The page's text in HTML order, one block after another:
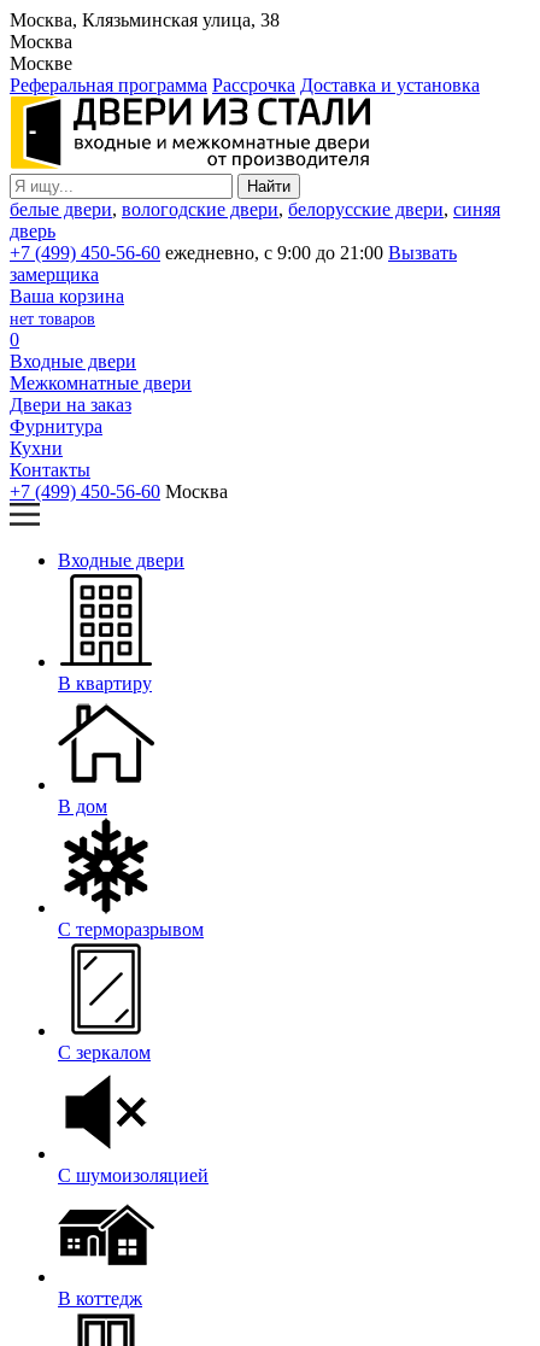
Москва, Клязьминская улица, 38
Москва
Москве
Реферальная программа Рассрочка Доставка и установка
белые двери, вологодские двери, белорусские двери, синяя
дверь
+7 (499) 450-56-60 ежедневно, с 9:00 до 21:00 Вызвать
замерщика
Ваша корзина
нет товаров
0
Входные двери
Межкомнатные двери
Двери на заказ
Фурнитура
Кухни
Контакты
+7 (499) 450-56-60 Москва
Входные двери
В квартиру
В дом
С терморазрывом
С зеркалом
С шумоизоляцией
В коттедж